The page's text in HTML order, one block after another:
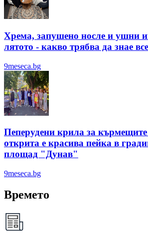
Хрема, запушено носле и ушни
лятотo - какво трябва да знае
9meseca.bg
Пеперудени крила за
открита е красива пейка в
площад "Дунав"
9meseca.bg
Времето